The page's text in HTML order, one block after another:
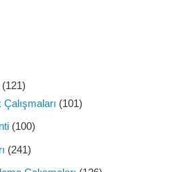
(121)
(101)
(100)
(241)